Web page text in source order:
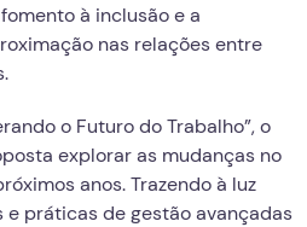
à inclusão e a
nas relações entre
o Futuro do Trabalho”, o
explorar as mudanças no
anos. Trazendo à luz
práticas de gestão avançadas